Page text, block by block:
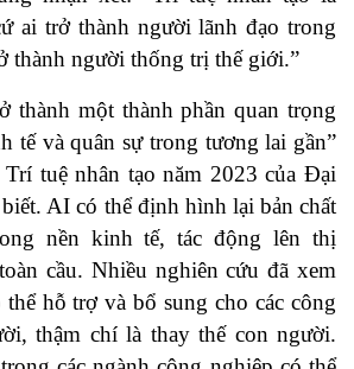
ai trở thành người lãnh đạo trong
thành người thống trị thế giới.”
thành một thành phần quan trọng
tế và quân sự trong tương lai gần”
tuệ nhân tạo năm 2023 của Đại
AI có thể định hình lại bản chất
nền kinh tế, tác động lên thị
cầu. Nhiều nghiên cứu đã xem
hỗ trợ và bổ sung cho các công
thậm chí là thay thế con người.